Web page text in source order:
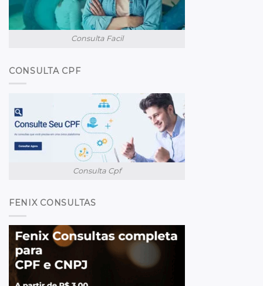
Consulta Facil
CONSULTA CPF
Consulta Cpf
FENIX CONSULTAS